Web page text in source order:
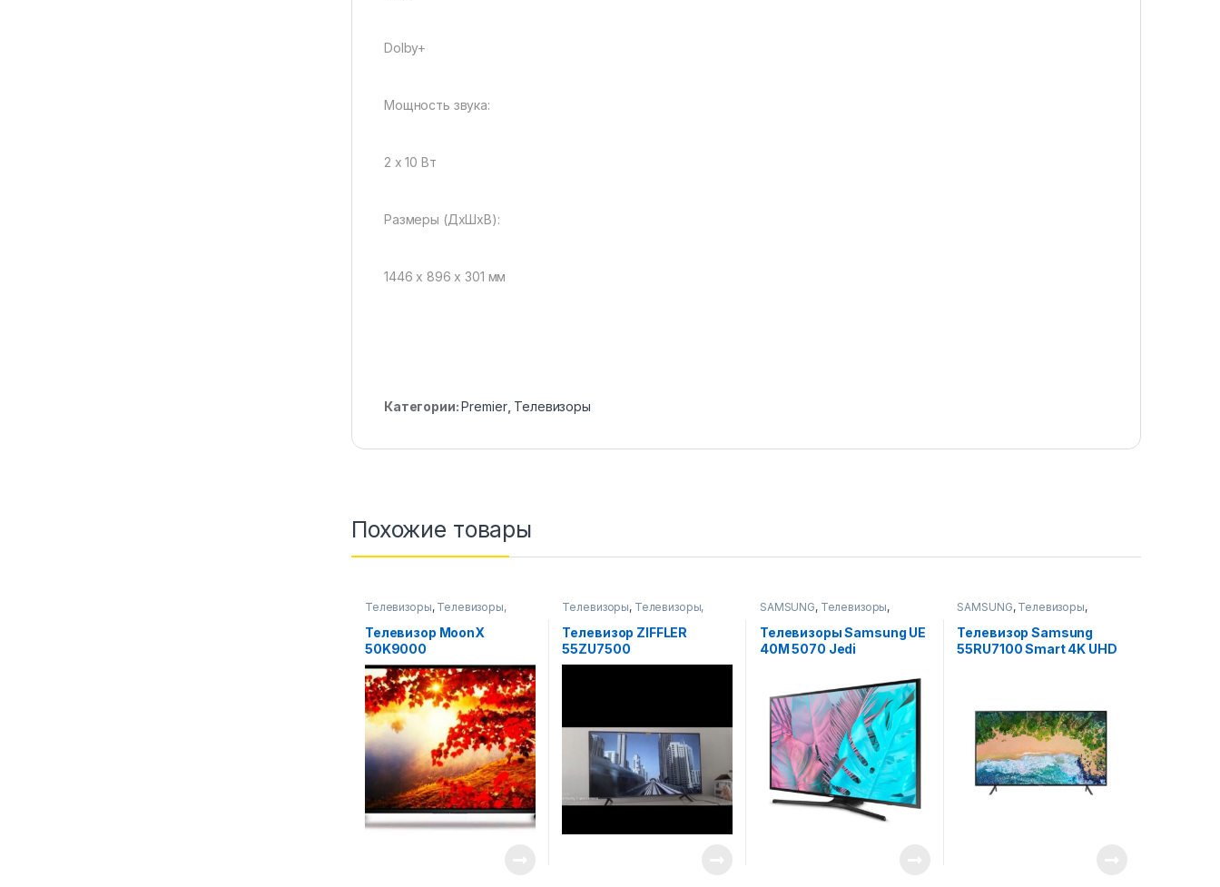
Dolby+
Мощность звука:
2 x 10 Вт
Размеры (ДхШxВ):
1446 x 896 x 301 мм
Категории:Premier, Телевизоры
Похожие товары
Телевизоры, Телевизоры,
фото-видео и аудио
Телевизор MoonX
50K9000
Телевизоры, Телевизоры,
фото-видео и аудио
Телевизор ZIFFLER
55ZU7500
SAMSUNG, Телевизоры,
Телевизоры, фото-видео и
аудио
Телевизоры Samsung UE
40M 5070 Jedi
SAMSUNG, Телевизоры,
Телевизоры, фото-видео и
аудио
Телевизор Samsung
55RU7100 Smart 4K UHD